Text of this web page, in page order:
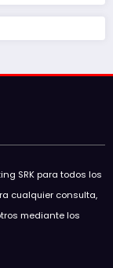
SRK para todos los
cualquier consulta,
mediante los